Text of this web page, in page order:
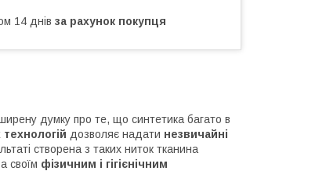
14 днів за рахунок покупця
думку про те, що синтетика багато в
технологій дозволяє надати незвичайні
створена з таких ниток тканина
своїм фізичним і гігієнічним